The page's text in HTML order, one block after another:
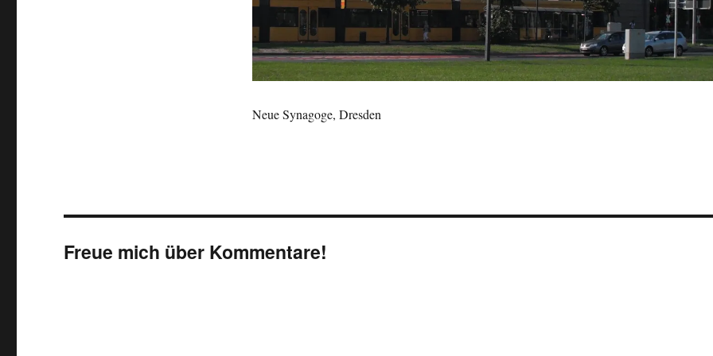
Neue Synagoge, Dresden
Freue mich über Kommentare!